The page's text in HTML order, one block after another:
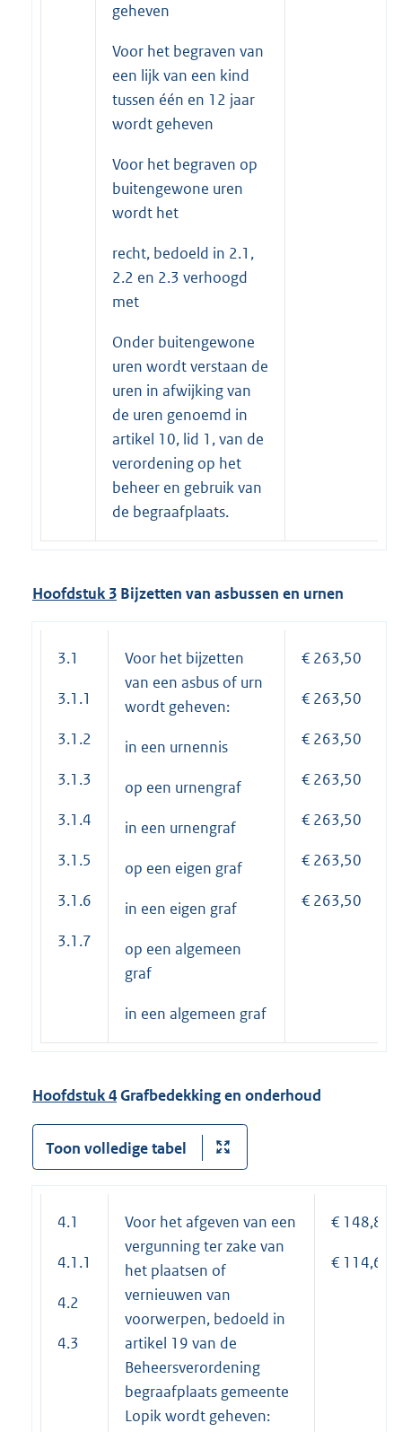
geheven
Voor het begraven van
een lijk van een kind
tussen één en 12 jaar
wordt geheven
Voor het begraven op
buitengewone uren
wordt het
recht, bedoeld in 2.1,
2.2 en 2.3 verhoogd
met
Onder buitengewone
uren wordt verstaan de
uren in afwijking van
de uren genoemd in
artikel 10, lid 1, van de
verordening op het
beheer en gebruik van
de begraafplaats.
Hoofdstuk 3 Bijzetten van asbussen en urnen
3.1
3.1.1
3.1.2
3.1.3
3.1.4
3.1.5
3.1.6
3.1.7
Voor het bijzetten
van een asbus of urn
wordt geheven:
in een urnennis
op een urnengraf
in een urnengraf
op een eigen graf
in een eigen graf
op een algemeen
graf
in een algemeen graf
€ 263,50
€ 263,50
€ 263,50
€ 263,50
€ 263,50
€ 263,50
€ 263,50
Hoofdstuk 4Grafbedekking en onderhoud
Toon volledige tabel
4.1
4.1.1
4.2
4.3
Voor het afgeven van een
vergunning ter zake van
het plaatsen of
vernieuwen van
voorwerpen, bedoeld in
artikel 19 van de
Beheersverordening
begraafplaats gemeente
Lopik wordt geheven:
€ 148,85
€ 114,65